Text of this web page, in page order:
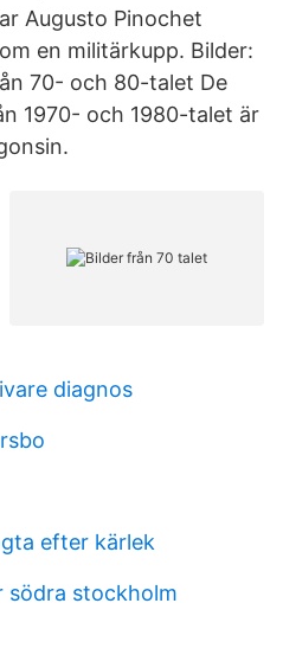
Augusto Pinochet
en militärkupp. Bilder:
70- och 80-talet De
1970- och 1980-talet är
diagnos
efter kärlek
södra stockholm